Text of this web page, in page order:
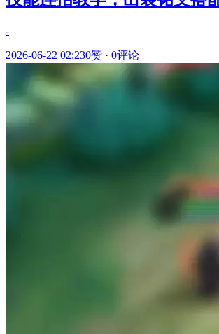
-
2026-06-22 02:230赞 · 0评论